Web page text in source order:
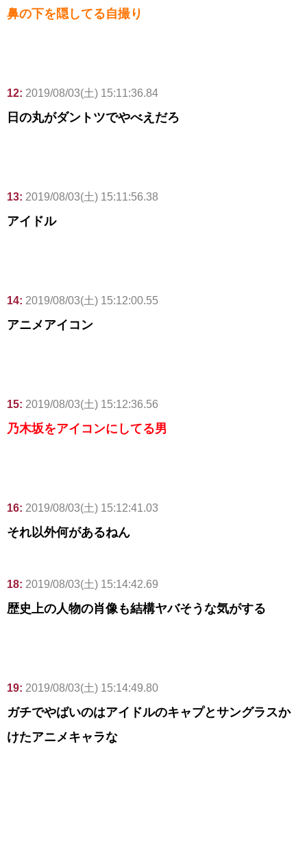
鼻の下を隠してる自撮り
12: 2019/08/03(土) 15:11:36.84
日の丸がダントツでやべえだろ
13: 2019/08/03(土) 15:11:56.38
アイドル
14: 2019/08/03(土) 15:12:00.55
アニメアイコン
15: 2019/08/03(土) 15:12:36.56
乃木坂をアイコンにしてる男
16: 2019/08/03(土) 15:12:41.03
それ以外何があるねん
18: 2019/08/03(土) 15:14:42.69
歴史上の人物の肖像も結構ヤバそうな気がする
19: 2019/08/03(土) 15:14:49.80
ガチでやばいのはアイドルのキャプとサングラスか
けたアニメキャラな